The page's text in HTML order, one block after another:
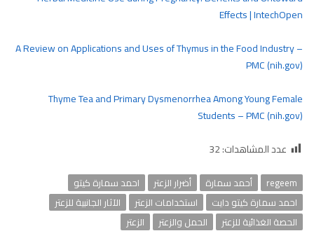
Effects | IntechOpen
A Review on Applications and Uses of Thymus in the Food Industry –
PMC (nih.gov)
Thyme Tea and Primary Dysmenorrhea Among Young Female
Students – PMC (nih.gov)
عدد المشاهدات:32
regeem أحمد سمارة أضرار الزعتر
احمد سمارة كيتو
احمد سمارة كيتو دايت
استخدامات الزعتر
الآثار الجانبية للزعتر
الحصة الغذائية للزعتر
الحمل والزعتر
الزعتر